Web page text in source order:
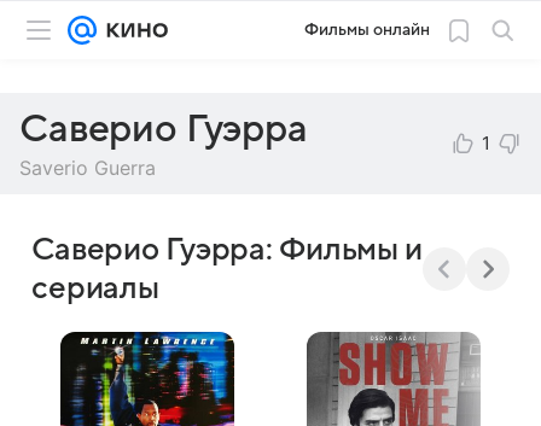
Фильмы онлайн
Саверио Гуэрра
Saverio Guerra
1
Саверио Гуэрра: Фильмы и
сериалы